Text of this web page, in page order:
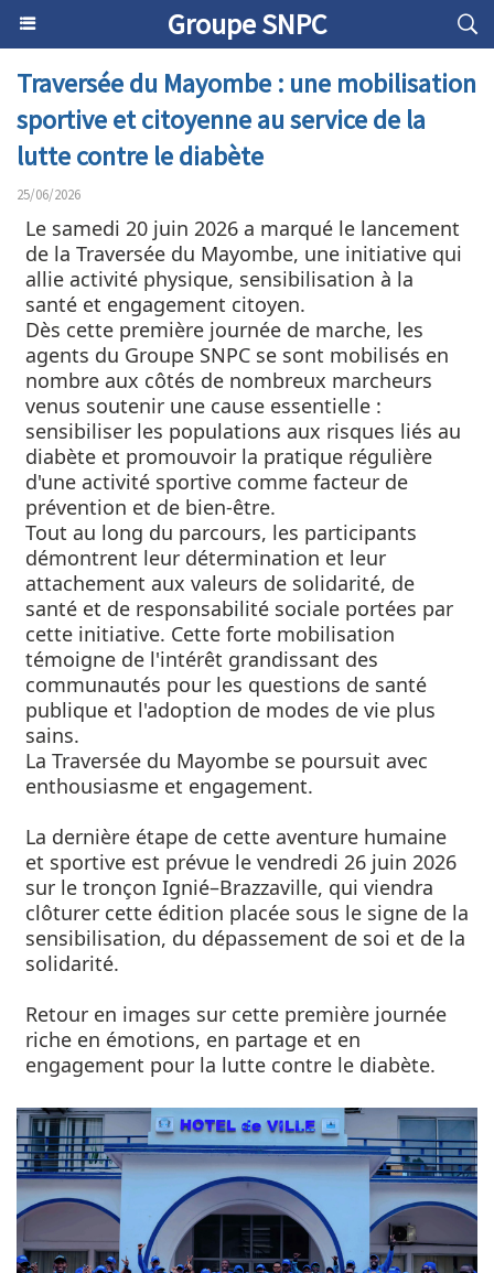
Groupe SNPC
Traversée du Mayombe : une mobilisation
sportive et citoyenne au service de la
lutte contre le diabète
25/06/2026
Le samedi 20 juin 2026 a marqué le lancement
de la Traversée du Mayombe, une initiative qui
allie activité physique, sensibilisation à la
santé et engagement citoyen.
Dès cette première journée de marche, les
agents du Groupe SNPC se sont mobilisés en
nombre aux côtés de nombreux marcheurs
venus soutenir une cause essentielle :
sensibiliser les populations aux risques liés au
diabète et promouvoir la pratique régulière
d'une activité sportive comme facteur de
prévention et de bien-être.
Tout au long du parcours, les participants
démontrent leur détermination et leur
attachement aux valeurs de solidarité, de
santé et de responsabilité sociale portées par
cette initiative. Cette forte mobilisation
témoigne de l'intérêt grandissant des
communautés pour les questions de santé
publique et l'adoption de modes de vie plus
sains.
La Traversée du Mayombe se poursuit avec
enthousiasme et engagement.
La dernière étape de cette aventure humaine
et sportive est prévue le vendredi 26 juin 2026
sur le tronçon Ignié–Brazzaville, qui viendra
clôturer cette édition placée sous le signe de la
sensibilisation, du dépassement de soi et de la
solidarité.
Retour en images sur cette première journée
riche en émotions, en partage et en
engagement pour la lutte contre le diabète.